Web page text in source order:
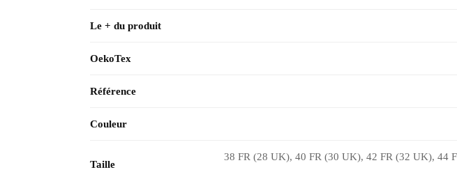
Le + du produit
OekoTex
Référence
Couleur
Taille
38 FR (28 UK), 40 FR (30 UK), 42 FR (32 UK), 44